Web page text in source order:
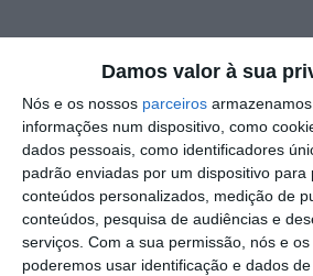
Damos valor à sua
Nós e os nossos parceiros
informações num dispositivo, como
dados pessoais, como identificadores
padrão enviadas por um dispositivo para
conteúdos personalizados, medição de
conteúdos, pesquisa de audiências e
serviços. Com a sua permissão, nós e
poderemos usar identificação e dados
NOTÍCIAS
Ponte de Sor liga mais de
mundo com o projeto